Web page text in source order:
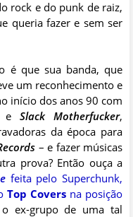
rock e do punk de raiz,
queria fazer e sem ser
é que sua banda, que
um reconhecimento e
início dos anos 90 com
e Slack Motherfucker,
da época para
– e fazer músicas
prova? Então ouça a
feita pelo Superchunk,
Top Covers na posição
ex-grupo de uma tal